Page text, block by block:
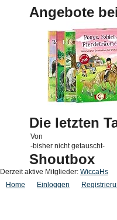
Angebote
Die letzten
Von
-bisher nicht getauscht-
Shoutbox
Derzeit aktive Mitglieder: WiccaHs
Home
Einloggen